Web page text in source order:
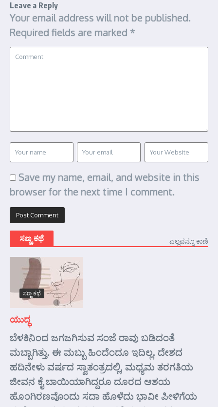
Leave a Reply
Your email address will not be published.
Required fields are marked *
Save my name, email, and website in this
browser for the next time I comment.
ಸಣ್ಣ ಕಥೆ ಎಲ್ಲವನ್ನೂ ಕಾಣಿ
ಸಣ್ಣ ಕಥೆ
ಯುದ್ಧ
ಬೆಳಕಿನಿಂದ ಜಗಜಗಿಸುವ ಸಂಜೆ ರಾವು ಬಡಿದಂತೆ
ಮಬ್ಬಾಗಿತ್ತು. ಈ ಮಬ್ಬು ಹಿಂದೆಂದೂ ಇದಿಲ್ಲ. ದೇಶದ
ಹದಿನೇಳು ವರ್ಷದ ಸ್ವಾತಂತ್ರದಲ್ಲಿ, ಮಧ್ಯಮ ತರಗತಿಯ
ಜೀವನ ಕೈ ಬಾಯಿಯಾಗಿದ್ದರೂ ದೂರದ ಆಶಯ
ಹೊಂಗಿರಣವೊಂದು ಸದಾ ಹೊಳೆದು ಭಾವೀ ಪೀಳಿಗೆಯ